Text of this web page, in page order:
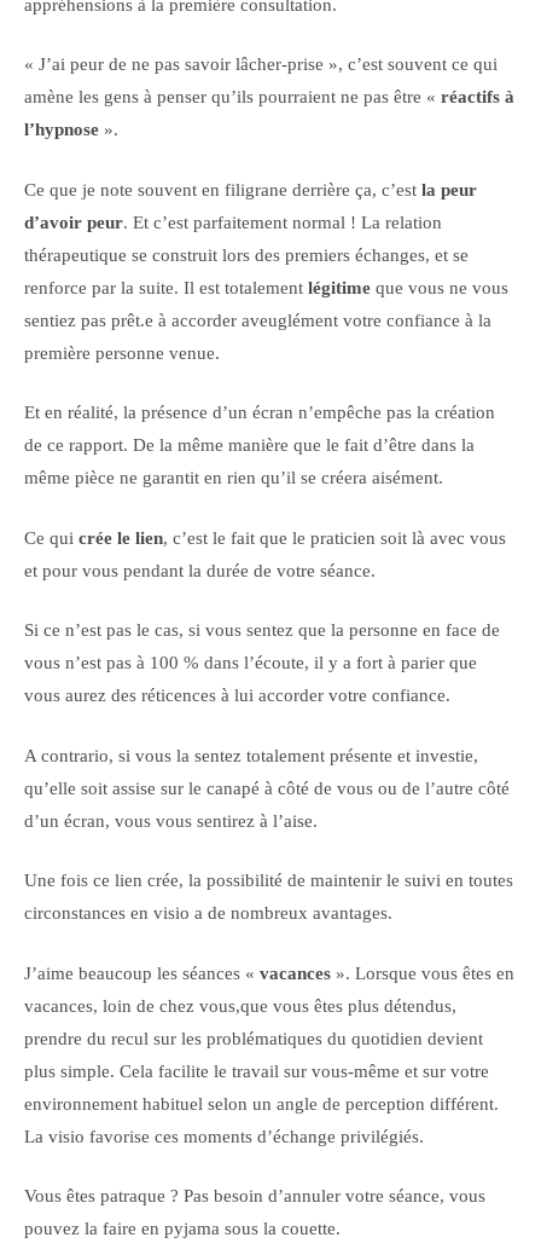
appréhensions à la première consultation.
« J’ai peur de ne pas savoir lâcher-prise », c’est souvent ce qui
amène les gens à penser qu’ils pourraient ne pas être « réactifs à
l’hypnose ».
Ce que je note souvent en filigrane derrière ça, c’est la peur
d’avoir peur. Et c’est parfaitement normal ! La relation
thérapeutique se construit lors des premiers échanges, et se
renforce par la suite. Il est totalement légitime que vous ne vous
sentiez pas prêt.e à accorder aveuglément votre confiance à la
première personne venue.
Et en réalité, la présence d’un écran n’empêche pas la création
de ce rapport. De la même manière que le fait d’être dans la
même pièce ne garantit en rien qu’il se créera aisément.
Ce qui crée le lien, c’est le fait que le praticien soit là avec vous
et pour vous pendant la durée de votre séance.
Si ce n’est pas le cas, si vous sentez que la personne en face de
vous n’est pas à 100 % dans l’écoute, il y a fort à parier que
vous aurez des réticences à lui accorder votre confiance.
A contrario, si vous la sentez totalement présente et investie,
qu’elle soit assise sur le canapé à côté de vous ou de l’autre côté
d’un écran, vous vous sentirez à l’aise.
Une fois ce lien crée, la possibilité de maintenir le suivi en toutes
circonstances en visio a de nombreux avantages.
J’aime beaucoup les séances « vacances ». Lorsque vous êtes en
vacances, loin de chez vous,que vous êtes plus détendus,
prendre du recul sur les problématiques du quotidien devient
plus simple. Cela facilite le travail sur vous-même et sur votre
environnement habituel selon un angle de perception différent.
La visio favorise ces moments d’échange privilégiés.
Vous êtes patraque ? Pas besoin d’annuler votre séance, vous
pouvez la faire en pyjama sous la couette.